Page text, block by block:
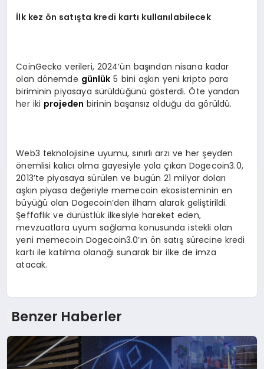
İlk kez ön satışta kredi kartı kullanılabilecek
CoinGecko verileri, 2024’ün başından nisana kadar
olan dönemde günlük 5 bini aşkın yeni kripto para
biriminin piyasaya sürüldüğünü gösterdi. Öte yandan
her iki projeden birinin başarısız olduğu da görüldü.
Web3 teknolojisine uyumu, sınırlı arzı ve her şeyden
önemlisi kalıcı olma gayesiyle yola çıkan Dogecoin3.0,
2013’te piyasaya sürülen ve bugün 21 milyar doları
aşkın piyasa değeriyle memecoin ekosisteminin en
büyüğü olan Dogecoin’den ilham alarak geliştirildi.
Şeffaflık ve dürüstlük ilkesiyle hareket eden,
mevzuatlara uyum sağlama konusunda istekli olan
yeni memecoin Dogecoin3.0’ın ön satış sürecine kredi
kartı ile katılma olanağı sunarak bir ilke de imza
atacak.
Benzer Haberler